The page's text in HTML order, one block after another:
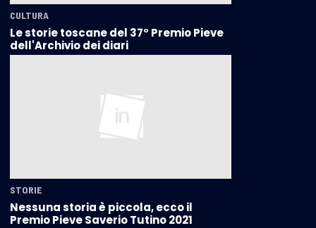
CULTURA
Le storie toscane del 37° Premio Pieve
dell'Archivio dei diari
STORIE
Nessuna storia è piccola, ecco il
Premio Pieve Saverio Tutino 2021